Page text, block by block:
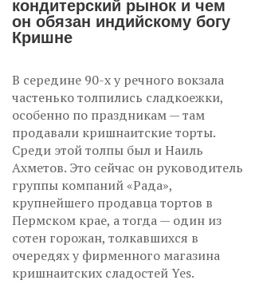
кондитерский рынок и чем
он обязан индийскому богу
Кришне
В середине 90-х у речного вокзала
частенько толпились сладкоежки,
особенно по праздникам — там
продавали кришнаитские торты.
Среди этой толпы был и Наиль
Ахметов. Это сейчас он руководитель
группы компаний «Рада»,
крупнейшего продавца тортов в
Пермском крае, а тогда — один из
сотен горожан, толкавшихся в
очередях у фирменного магазина
кришнаитских сладостей Yes.